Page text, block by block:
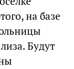
на базе
Будут